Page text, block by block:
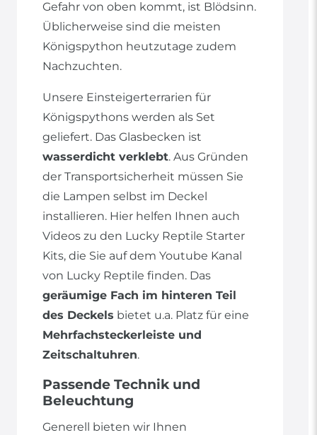
Gefahr von oben kommt, ist Blödsinn.
Üblicherweise sind die meisten
Königspython heutzutage zudem
Nachzuchten.
Unsere Einsteigerterrarien für
Königspythons werden als Set
geliefert. Das Glasbecken ist
wasserdicht verklebt. Aus Gründen
der Transportsicherheit müssen Sie
die Lampen selbst im Deckel
installieren. Hier helfen Ihnen auch
Videos zu den Lucky Reptile Starter
Kits, die Sie auf dem Youtube Kanal
von Lucky Reptile finden. Das
geräumige Fach im hinteren Teil
des Deckels bietet u.a. Platz für eine
Mehrfachsteckerleiste und
Zeitschaltuhren.
Passende Technik und
Beleuchtung
Generell bieten wir Ihnen